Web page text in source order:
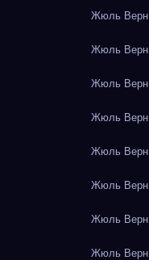
Жюль Верн
Жюль Верн
Жюль Верн
Жюль Верн
Жюль Верн
Жюль Верн
Жюль Верн
Жюль Верн